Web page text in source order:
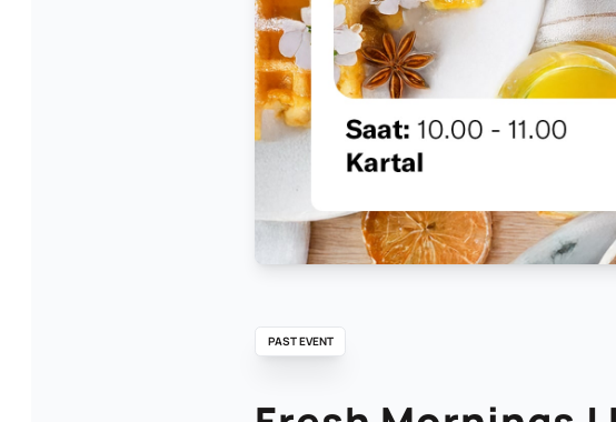
PAST EVENT